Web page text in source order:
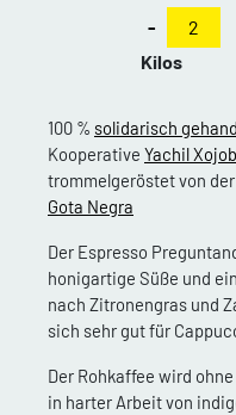
-
Kilos
100 % solidarisch
Kooperative Yachil
trommelgeröstet von
Gota Negra
Der Espresso
honigartige Süße und
nach Zitronengras und
sich sehr gut für
Der Rohkaffee wird
in harter Arbeit von